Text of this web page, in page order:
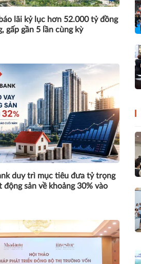
lãi kỷ lục hơn 52.000 tỷ đồng
gấp gần 5 lần cùng kỳ
duy trì mục tiêu đưa tỷ trọng
động sản về khoảng 30% vào